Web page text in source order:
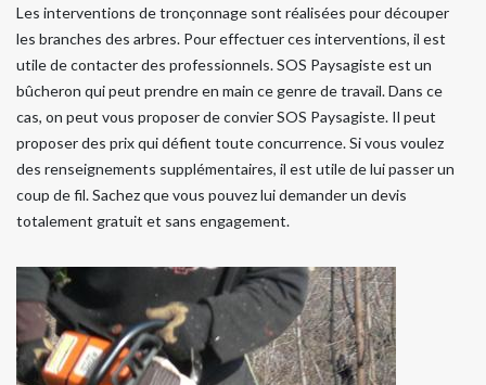
Les interventions de tronçonnage sont réalisées pour découper
les branches des arbres. Pour effectuer ces interventions, il est
utile de contacter des professionnels. SOS Paysagiste est un
bûcheron qui peut prendre en main ce genre de travail. Dans ce
cas, on peut vous proposer de convier SOS Paysagiste. Il peut
proposer des prix qui défient toute concurrence. Si vous voulez
des renseignements supplémentaires, il est utile de lui passer un
coup de fil. Sachez que vous pouvez lui demander un devis
totalement gratuit et sans engagement.